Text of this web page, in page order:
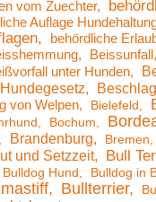
vom Zuechter
Auflage
behördliche
Beissunfall
unter Hunden
von Welpen Bielefeld
Bochum
Brandenburg
Bremen
und Setzzeit Bull
Bulldog Hund Bulldog in
Bullterrier